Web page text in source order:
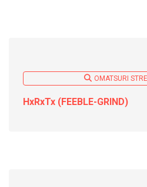
OMATSURI
HxRxTx (FEEBLE-GRIND)